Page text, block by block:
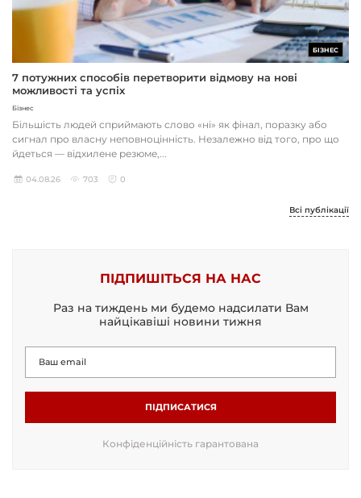
БІЗНЕС
7 потужних способів перетворити відмову на нові
можливості та успіх
Бізнес
Більшість людей сприймають слово «ні» як фінал, поразку або
сигнал про власну неповноцінність. Незалежно від того, про що
йдеться — відхилене резюме,...
04.08.26 703 0
Всі публікації
ПІДПИШІТЬСЯ НА НАС
Раз на тиждень ми будемо надсилати Вам
найцікавіші новини тижня
ПІДПИСАТИСЯ
Конфіденційність гарантована